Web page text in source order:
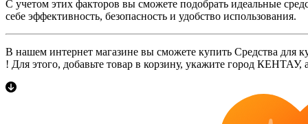
С учетом этих факторов вы сможете подобрать идеальные
себе эффективность, безопасность и удобство использования.
В нашем интернет магазине вы сможете купить Средства для
! Для этого, добавьте товар в корзину, укажите город КЕНТАУ,